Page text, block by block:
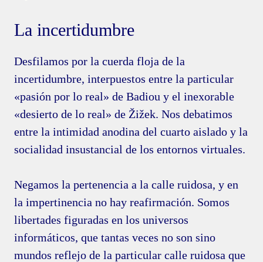
La incertidumbre
Desfilamos por la cuerda floja de la
incertidumbre, interpuestos entre la particular
«pasión por lo real» de Badiou y el inexorable
«desierto de lo real» de Žižek. Nos debatimos
entre la intimidad anodina del cuarto aislado y la
socialidad insustancial de los entornos virtuales.
Negamos la pertenencia a la calle ruidosa, y en
la impertinencia no hay reafirmación. Somos
libertades figuradas en los universos
informáticos, que tantas veces no son sino
mundos reflejo de la particular calle ruidosa que